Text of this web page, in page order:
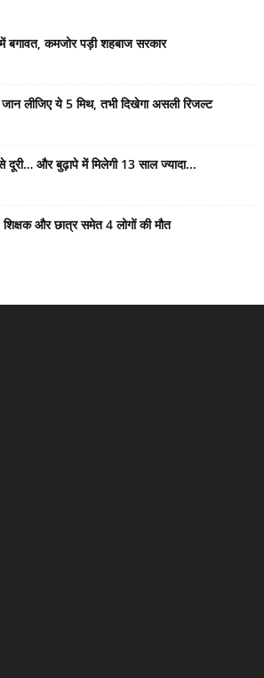
बगावत, कमजोर पड़ी शहबाज सरकार
लीजिए ये 5 मिथ, तभी दिखेगा असली रिजल्ट
दूरी… और बुढ़ापे में मिलेगी 13 साल ज्यादा...
और छात्र समेत 4 लोगों की मौत